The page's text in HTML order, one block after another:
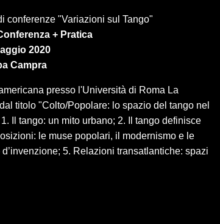
conferenze "Variazioni sul Tango"
+ Pratica
2020
Campra
presso l'Università di Roma La
titolo "Colto/Popolare: lo spazio del tango nel
Il tango: un mito urbano; 2. Il tango definisce
le muse popolari, il modernismo e le
5. Relazioni transatlantiche: spazi